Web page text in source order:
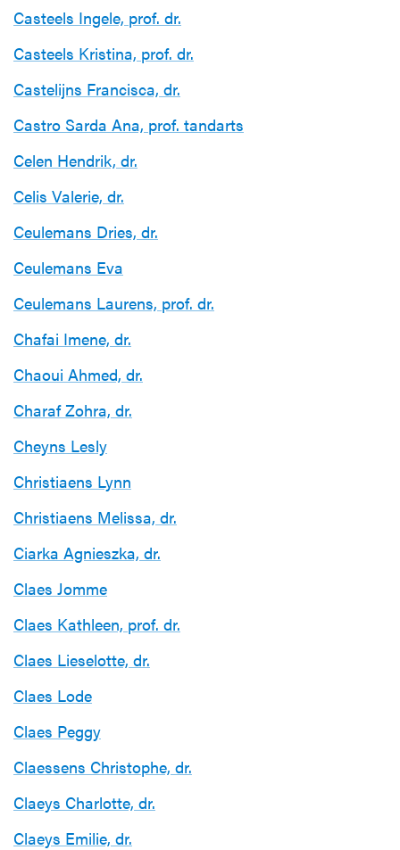
Casteels Ingele, prof. dr.
Casteels Kristina, prof. dr.
Castelijns Francisca, dr.
Castro Sarda Ana, prof. tandarts
Celen Hendrik, dr.
Celis Valerie, dr.
Ceulemans Dries, dr.
Ceulemans Eva
Ceulemans Laurens, prof. dr.
Chafai Imene, dr.
Chaoui Ahmed, dr.
Charaf Zohra, dr.
Cheyns Lesly
Christiaens Lynn
Christiaens Melissa, dr.
Ciarka Agnieszka, dr.
Claes Jomme
Claes Kathleen, prof. dr.
Claes Lieselotte, dr.
Claes Lode
Claes Peggy
Claessens Christophe, dr.
Claeys Charlotte, dr.
Claeys Emilie, dr.